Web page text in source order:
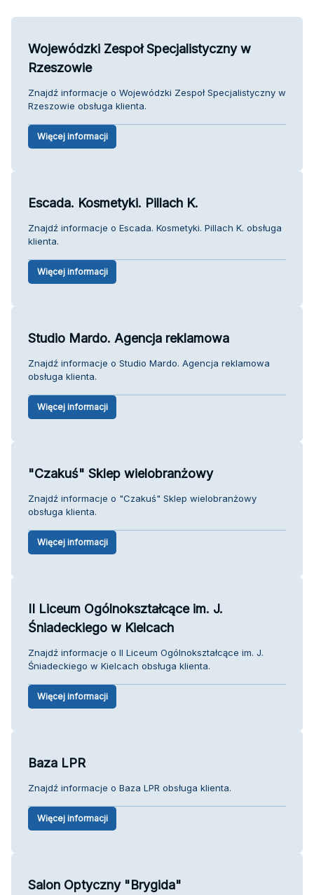
Wojewódzki Zespoł Specjalistyczny w
Rzeszowie
Znajdź informacje o Wojewódzki Zespoł Specjalistyczny w
Rzeszowie obsługa klienta.
Więcej informacji
Escada. Kosmetyki. Pillach K.
Znajdź informacje o Escada. Kosmetyki. Pillach K. obsługa
klienta.
Więcej informacji
Studio Mardo. Agencja reklamowa
Znajdź informacje o Studio Mardo. Agencja reklamowa
obsługa klienta.
Więcej informacji
"Czakuś" Sklep wielobranżowy
Znajdź informacje o "Czakuś" Sklep wielobranżowy
obsługa klienta.
Więcej informacji
II Liceum Ogólnokształcące im. J.
Śniadeckiego w Kielcach
Znajdź informacje o II Liceum Ogólnokształcące im. J.
Śniadeckiego w Kielcach obsługa klienta.
Więcej informacji
Baza LPR
Znajdź informacje o Baza LPR obsługa klienta.
Więcej informacji
Salon Optyczny "Brygida"